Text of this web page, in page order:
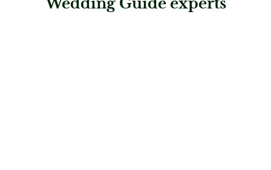
Wedding Guide experts